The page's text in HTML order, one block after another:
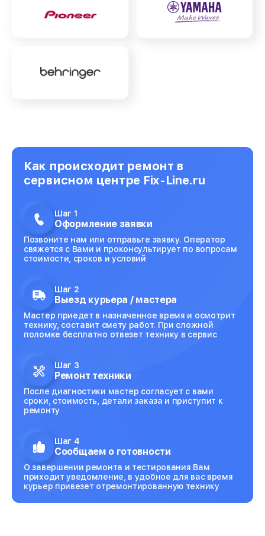
Как происходит ремонт в
сервисном центре Fix-Line.ru
Шаг 1
Оформление заявки
Позвоните нам или отправьте заявку. Оператор
свяжется с Вами и проконсультирует по вопросам
стоимости, сроков и условий
Шаг 2
Выезд курьера / мастера
Мастер приедет в назначенное время и осмотрит
технику, составит смету работ. При сложной
поломке бесплатно отвезет технику в сервис
Шаг 3
Ремонт техники
После диагностики мастер согласует с вами
сроки, стоимость, детали заказа и приступит к
ремонту
Шаг 4
Сообщаем о готовности
О завершении ремонта и тестирования Вам
приходит уведомление, в удобное для вас время
курьер привезет отремонтированную технику